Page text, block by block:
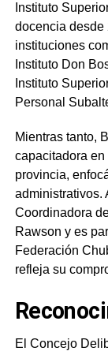
Instituto
docencia desde
instituciones
Instituto Don
Instituto
Personal
Mientras tanto,
capacitadora
provincia,
administrativos.
Coordinadora
Rawson y es
Federación
refleja su
El Concejo